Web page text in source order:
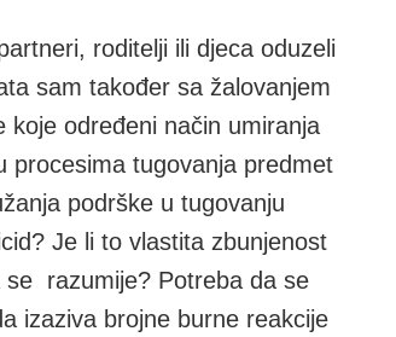
roditelji ili djeca oduzeli
sam također sa žalovanjem
određeni način umiranja
procesima tugovanja predmet
podrške u tugovanju
Je li to vlastita zbunjenost
razumije? Potreba da se
izaziva brojne burne reakcije